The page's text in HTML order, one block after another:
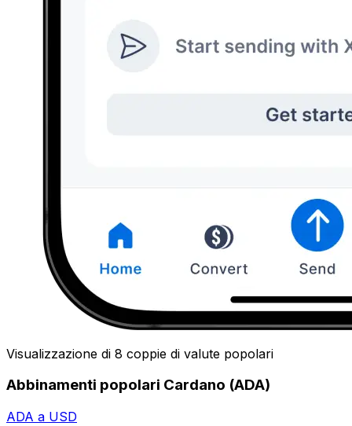
Visualizzazione di 8 coppie di valute popolari
Abbinamenti popolari Cardano (ADA)
ADA a USD